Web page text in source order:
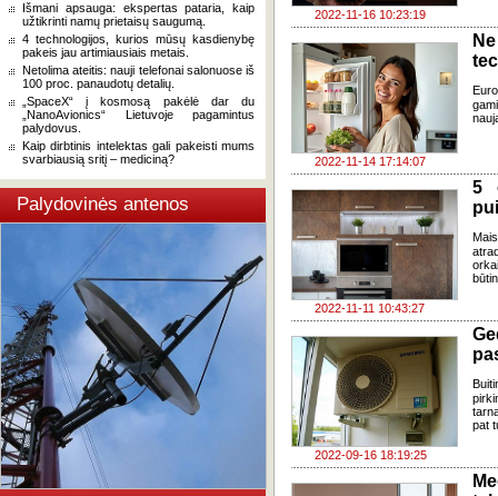
Išmani apsauga: ekspertas pataria, kaip
užtikrinti namų prietaisų saugumą.
4 technologijos, kurios mūsų kasdienybę
pakeis jau artimiausiais metais.
Netolima ateitis: nauji telefonai salonuose iš
100 proc. panaudotų detalių.
„SpaceX“ į kosmosą pakėlė dar du
„NanoAvionics“ Lietuvoje pagamintus
palydovus.
Kaip dirbtinis intelektas gali pakeisti mums
svarbiausią sritį – mediciną?
Palydovinės antenos
2022-11-16 10:23:19
2022-11-14 17:14:07
2022-11-11 10:43:27
5
2022-09-16 18:19:25
pat